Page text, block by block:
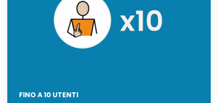
FINO A 10 UTENTI